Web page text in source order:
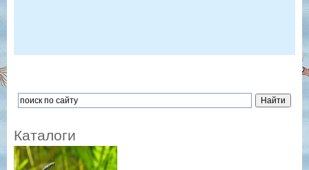
Каталоги